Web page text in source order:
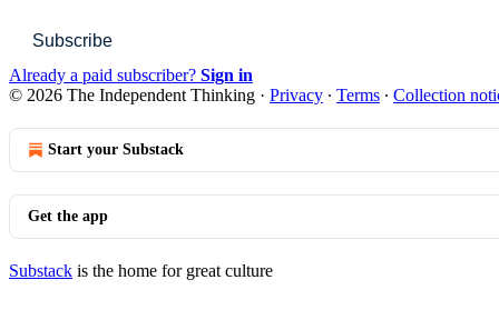
Subscribe
Already a paid subscriber? Sign in
© 2026 The Independent Thinking · Privacy ∙ Terms ∙ Collection
Start your Substack
Get the app
Substack is the home for great culture